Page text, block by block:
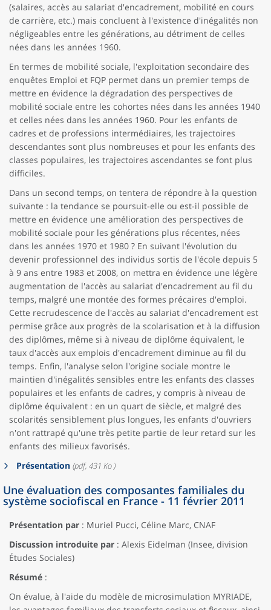
(salaires, accès au salariat d'encadrement, mobilité en cours
de carrière, etc.) mais concluent à l'existence d'inégalités non
négligeables entre les générations, au détriment de celles
nées dans les années 1960.
En termes de mobilité sociale, l'exploitation secondaire des
enquêtes Emploi et FQP permet dans un premier temps de
mettre en évidence la dégradation des perspectives de
mobilité sociale entre les cohortes nées dans les années 1940
et celles nées dans les années 1960. Pour les enfants de
cadres et de professions intermédiaires, les trajectoires
descendantes sont plus nombreuses et pour les enfants des
classes populaires, les trajectoires ascendantes se font plus
difficiles.
Dans un second temps, on tentera de répondre à la question
suivante : la tendance se poursuit-elle ou est-il possible de
mettre en évidence une amélioration des perspectives de
mobilité sociale pour les générations plus récentes, nées
dans les années 1970 et 1980 ? En suivant l'évolution du
devenir professionnel des individus sortis de l'école depuis 5
à 9 ans entre 1983 et 2008, on mettra en évidence une légère
augmentation de l'accès au salariat d'encadrement au fil du
temps, malgré une montée des formes précaires d'emploi.
Cette recrudescence de l'accès au salariat d'encadrement est
permise grâce aux progrès de la scolarisation et à la diffusion
des diplômes, même si à niveau de diplôme équivalent, le
taux d'accès aux emplois d'encadrement diminue au fil du
temps. Enfin, l'analyse selon l'origine sociale montre le
maintien d'inégalités sensibles entre les enfants des classes
populaires et les enfants de cadres, y compris à niveau de
diplôme équivalent : en un quart de siècle, et malgré des
scolarités sensiblement plus longues, les enfants d'ouvriers
n'ont rattrapé qu'une très petite partie de leur retard sur les
enfants des milieux favorisés.
Présentation (pdf, 431 Ko )
Une évaluation des composantes familiales du
système sociofiscal en France - 11 février 2011
Présentation par : Muriel Pucci, Céline Marc, CNAF
Discussion introduite par : Alexis Eidelman (Insee, division
Études Sociales)
Résumé :
On évalue, à l'aide du modèle de microsimulation MYRIADE,